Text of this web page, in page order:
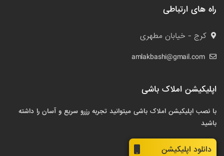
راه های ارتباطی
کرج - خیابان مطهری
amlakbashi@gmail.com
اپلیکیشن املاک باشی
با نصب اپلیکیشن املاک باشی میتوانید تجربه رزرو سریع و آسان را داشته
باشید
دانلود اپلیکیشن